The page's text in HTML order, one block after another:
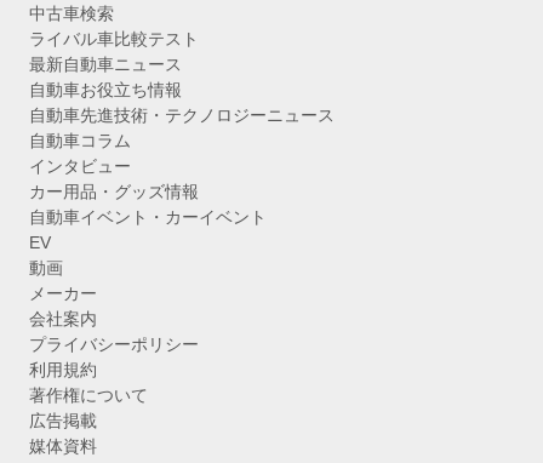
中古車検索
ライバル車比較テスト
最新自動車ニュース
自動車お役立ち情報
自動車先進技術・テクノロジーニュース
自動車コラム
インタビュー
カー用品・グッズ情報
自動車イベント・カーイベント
EV
動画
メーカー
会社案内
プライバシーポリシー
利用規約
著作権について
広告掲載
媒体資料